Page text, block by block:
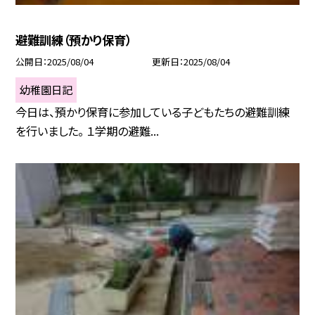
避難訓練（預かり保育）
公開日 2025/08/04 更新日 2025/08/04
幼稚園日記
今日は、預かり保育に参加している子どもたちの避難訓練
を行いました。 １学期の避難...